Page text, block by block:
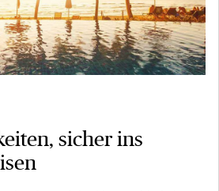
sicher ins